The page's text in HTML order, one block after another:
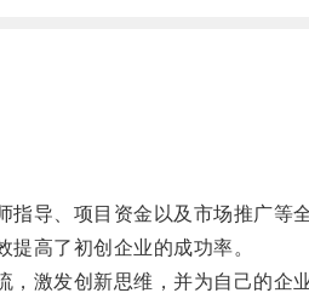
导、项目资金以及市场推广等全
高了初创企业的成功率。
激发创新思维，并为自己的企业